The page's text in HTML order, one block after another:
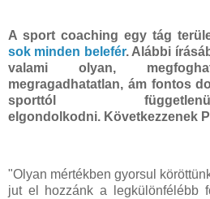
A sport coaching egy tág
sok minden belefér. Alábbi
valami olyan,
megragadhatatlan, ám fontos
sporttól
elgondolkodni. Következzenek
"Olyan mértékben gyorsul
jut el hozzánk a legkülönfélébb